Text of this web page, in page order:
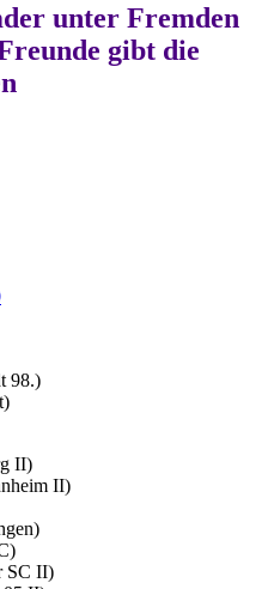
unter Fremden
gibt die
98.)
II)
II)
SC II)